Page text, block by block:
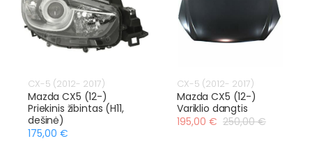
CX-5 (2012- 2017)
Mazda CX5 (12-)
Priekinis žibintas (H11,
dešinė)
175,00 €
CX-5 (2012- 2017)
Mazda CX5 (12-)
Variklio dangtis
195,00 € 250,00 €